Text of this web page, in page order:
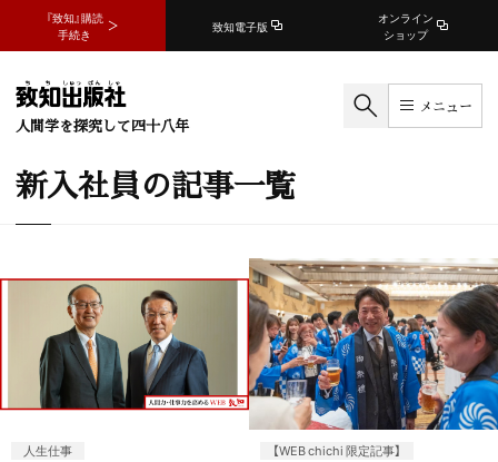
『致知』購読
手続き
致知電子版
オンライン
ショップ
人間学を探究して四十八年
メニュー
新入社員の記事一覧
人生仕事 【WEB chichi 限定記事】